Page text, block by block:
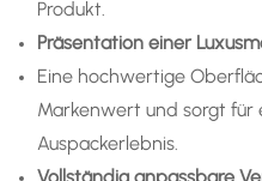
Produkt.
Präsentation einer
Eine hochwertige
Markenwert und sorgt für
Auspackerlebnis.